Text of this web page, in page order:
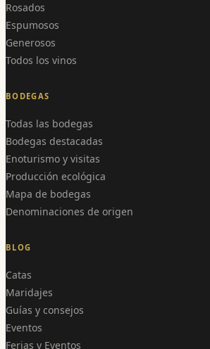
Rosados
Espumosos
Generosos
Todos los vinos
BODEGAS
Todas las bodegas
Bodegas destacadas
Enoturismo y visitas
Producción ecológica
Mapa de bodegas
Denominaciones de origen
BLOG
Catas
Maridajes
Guías y consejos
Eventos
Ferias y Eventos